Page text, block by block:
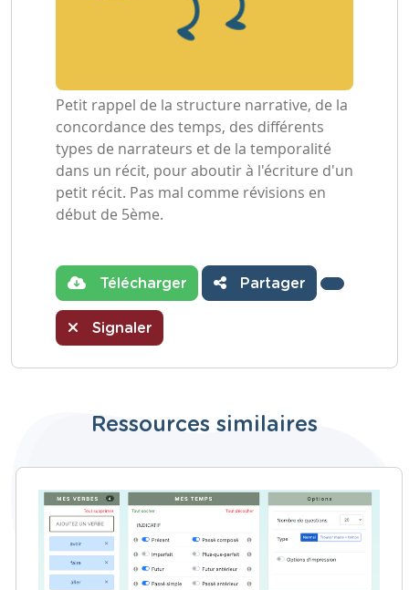
Petit rappel de la structure narrative, de la
concordance des temps, des différents
types de narrateurs et de la temporalité
dans un récit, pour aboutir à l'écriture d'un
petit récit. Pas mal comme révisions en
début de 5ème.
Télécharger Partager
Signaler
Ressources similaires